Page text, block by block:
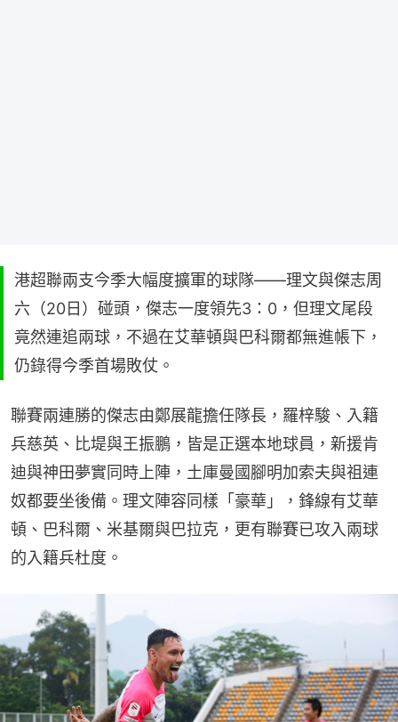
港超聯兩支今季大幅度擴軍的球隊——理文與傑志周
六（20日）碰頭，傑志一度領先3：0，但理文尾段
竟然連追兩球，不過在艾華頓與巴科爾都無進帳下，
仍錄得今季首場敗仗。
聯賽兩連勝的傑志由鄭展龍擔任隊長，羅梓駿、入籍
兵慈英、比堤與王振鵬，皆是正選本地球員，新援肯
迪與神田夢實同時上陣，土庫曼國腳明加索夫與祖連
奴都要坐後備。理文陣容同樣「豪華」，鋒線有艾華
頓、巴科爾、米基爾與巴拉克，更有聯賽已攻入兩球
的入籍兵杜度。